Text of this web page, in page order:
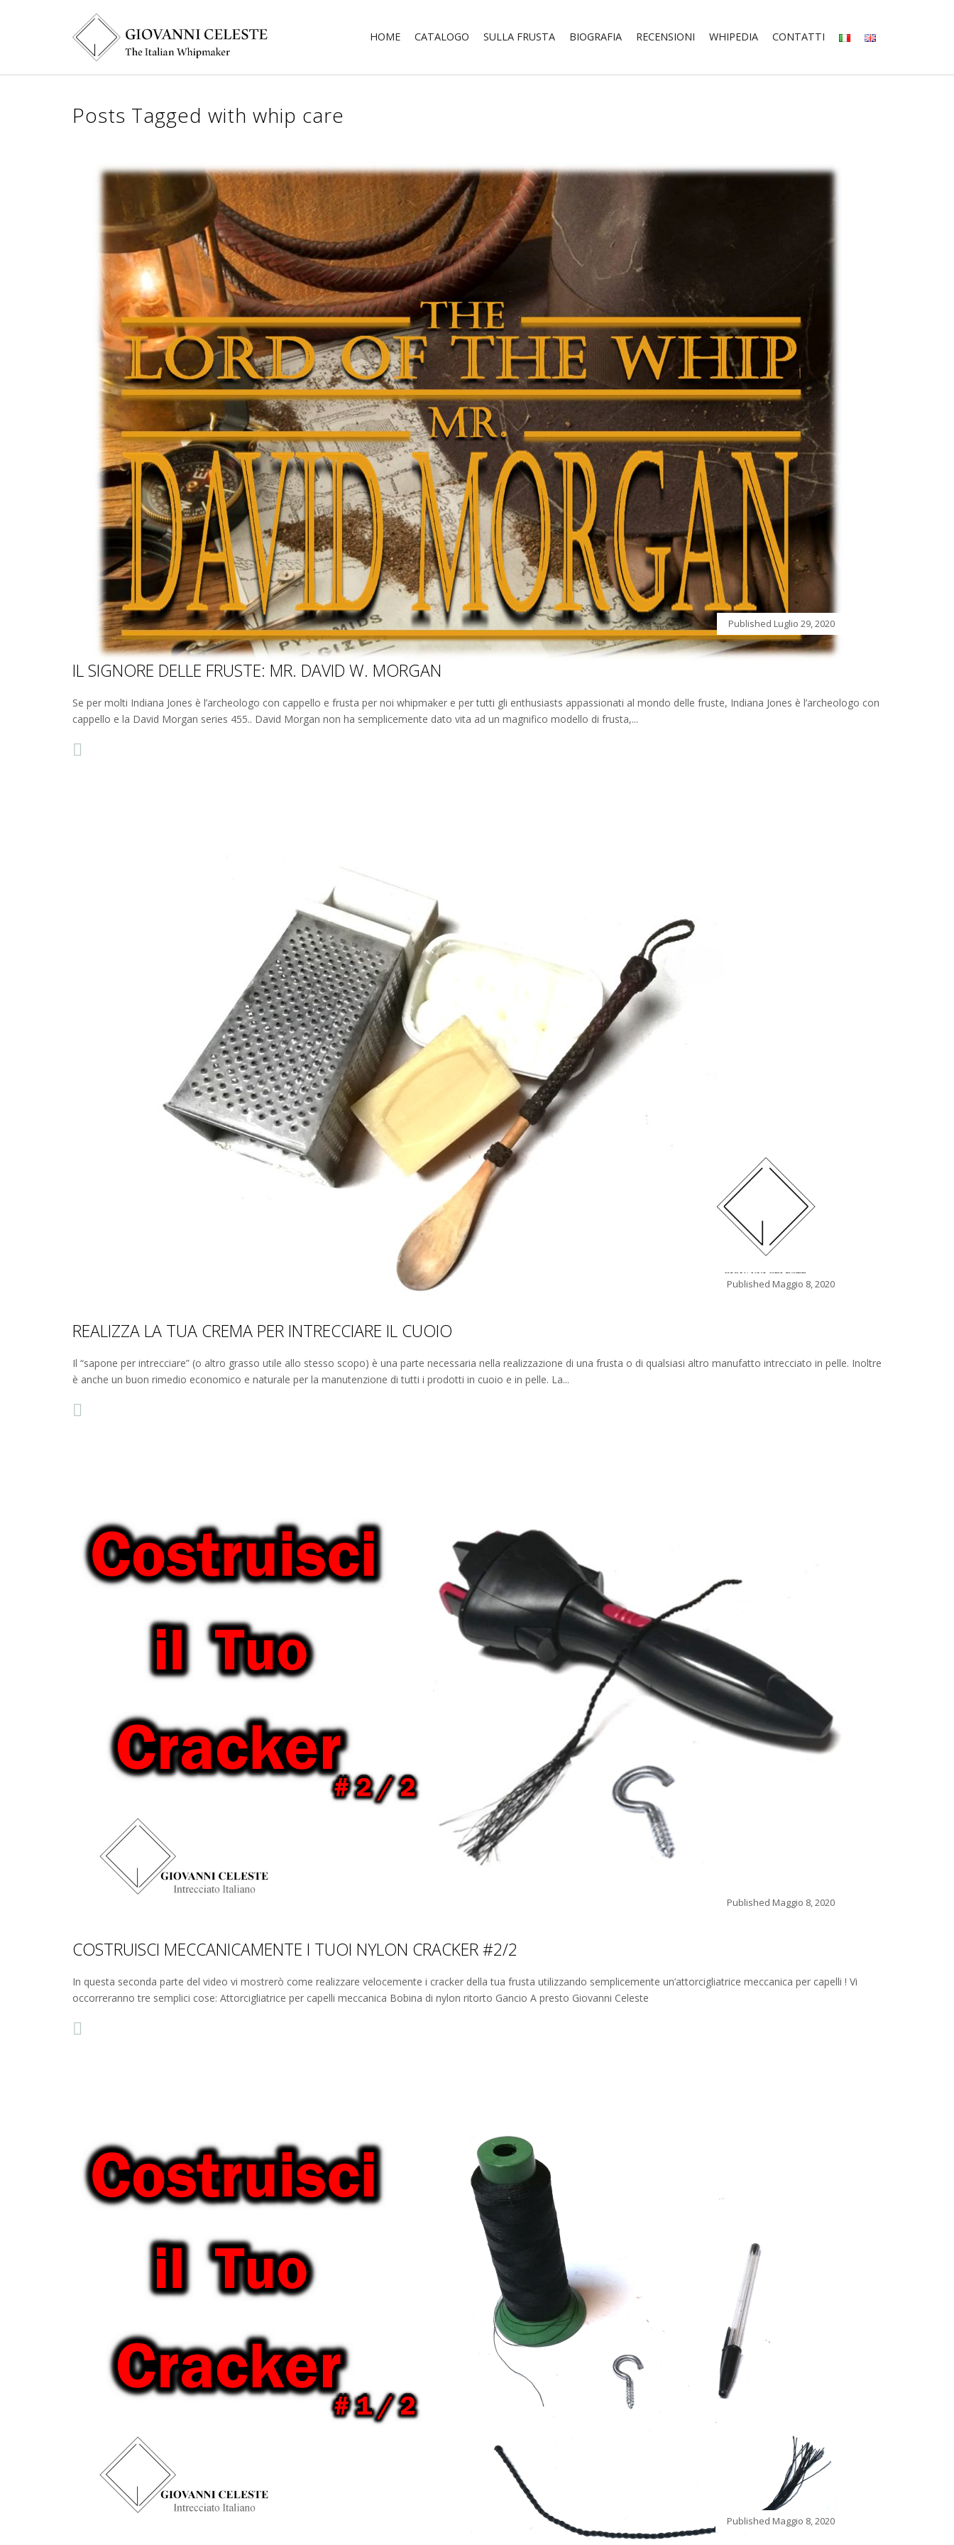
HOME CATALOGO SULLA FRUSTA BIOGRAFIA RECENSIONI WHIPEDIA CONTATTI
Posts Tagged with whip care
Published Luglio 29, 2020
IL SIGNORE DELLE FRUSTE: MR. DAVID W. MORGAN
Se per molti Indiana Jones è l’archeologo con cappello e frusta per noi whipmaker e per tutti gli enthusiasts appassionati al mondo delle fruste, Indiana Jones è l’archeologo con
cappello e la David Morgan series 455.. David Morgan non ha semplicemente dato vita ad un magnifico modello di frusta,...
Published Maggio 8, 2020
REALIZZA LA TUA CREMA PER INTRECCIARE IL CUOIO
Il “sapone per intrecciare” (o altro grasso utile allo stesso scopo) è una parte necessaria nella realizzazione di una frusta o di qualsiasi altro manufatto intrecciato in pelle. Inoltre
è anche un buon rimedio economico e naturale per la manutenzione di tutti i prodotti in cuoio e in pelle. La...
Published Maggio 8, 2020
COSTRUISCI MECCANICAMENTE I TUOI NYLON CRACKER #2/2
In questa seconda parte del video vi mostrerò come realizzare velocemente i cracker della tua frusta utilizzando semplicemente un’attorcigliatrice meccanica per capelli ! Vi
occorreranno tre semplici cose: Attorcigliatrice per capelli meccanica Bobina di nylon ritorto Gancio A presto Giovanni Celeste
Published Maggio 8, 2020